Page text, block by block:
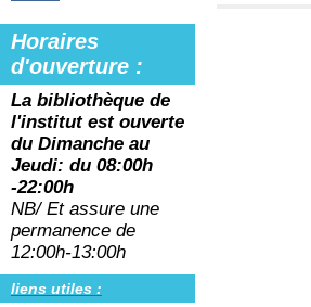
Horaires
d'ouverture :
La bibliothèque de
l'institut est ouverte
du Dimanche au
Jeudi: du 08:00h
-22:00h
NB/ Et assure une
permanence de
12:00h-13:00h
liens utiles :